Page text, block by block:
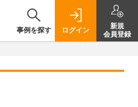
事例を探す ログイン
新規
会員登録